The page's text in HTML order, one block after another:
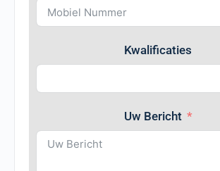
Kwalificaties
Uw Bericht